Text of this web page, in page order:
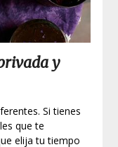
y
Si tienes
que te
elija tu tiempo